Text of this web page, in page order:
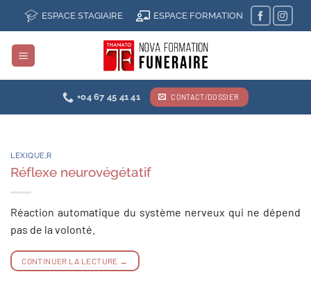
Passer
contenu
ESPACE STAGIAIRE ESPACE FORMATION
+04 67 45 41 41 CONTACT/DOSSIER
LEXIQUE,R
Réflexe neurovégétatif
Réaction automatique du système nerveux qui ne dépend
pas de la volonté.
CONTINUER LA LECTURE →